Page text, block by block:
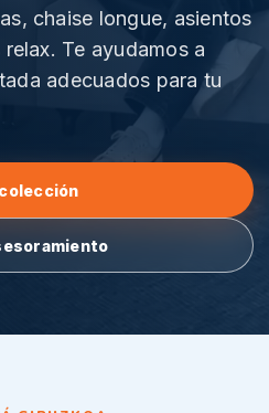
chaise longue, asientos
Te ayudamos a
adecuados para tu